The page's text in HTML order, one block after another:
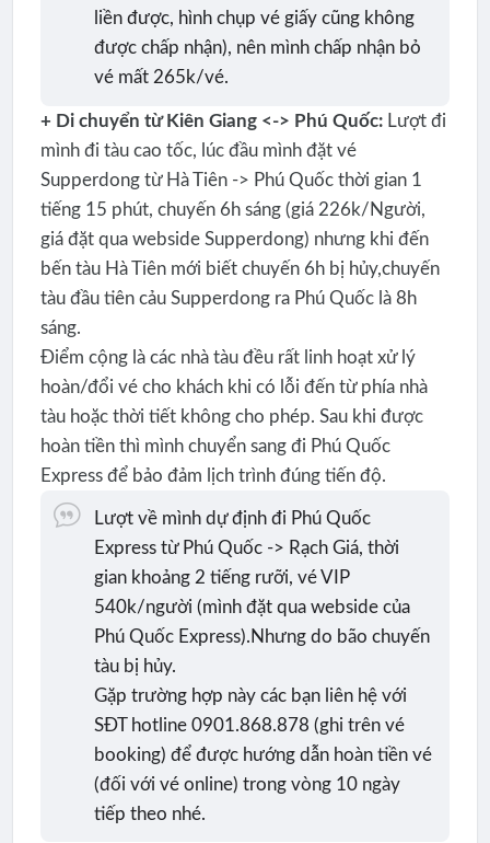
liền được, hình chụp vé giấy cũng không
được chấp nhận), nên mình chấp nhận bỏ
vé mất 265k/vé.
+ Di chuyển từ Kiên Giang <-> Phú Quốc:Lượt đi
mình đi tàu cao tốc, lúc đầu mình đặt vé
Supperdong từ Hà Tiên -> Phú Quốc thời gian 1
tiếng 15 phút, chuyến 6h sáng (giá 226k/Người,
giá đặt qua webside Supperdong) nhưng khi đến
bến tàu Hà Tiên mới biết chuyến 6h bị hủy,chuyến
tàu đầu tiên cảu Supperdong ra Phú Quốc là 8h
sáng.
Điểm cộng là các nhà tàu đều rất linh hoạt xử lý
hoàn/đổi vé cho khách khi có lỗi đến từ phía nhà
tàu hoặc thời tiết không cho phép. Sau khi được
hoàn tiền thì mình chuyển sang đi Phú Quốc
Express để bảo đảm lịch trình đúng tiến độ.
Lượt về mình dự định đi Phú Quốc
Express từ Phú Quốc -> Rạch Giá, thời
gian khoảng 2 tiếng rưỡi, vé VIP
540k/người (mình đặt qua webside của
Phú Quốc Express).Nhưng do bão chuyến
tàu bị hủy.
Gặp trường hợp này các bạn liên hệ với
SĐT hotline 0901.868.878 (ghi trên vé
booking) để được hướng dẫn hoàn tiền vé
(đối với vé online) trong vòng 10 ngày
tiếp theo nhé.